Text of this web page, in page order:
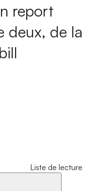
report
deux, de la
Liste de lecture